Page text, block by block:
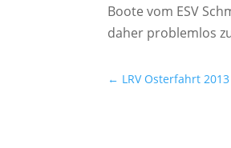
Boo­te vom ESV
daher pro­blem­los
← LRV Osterfahrt